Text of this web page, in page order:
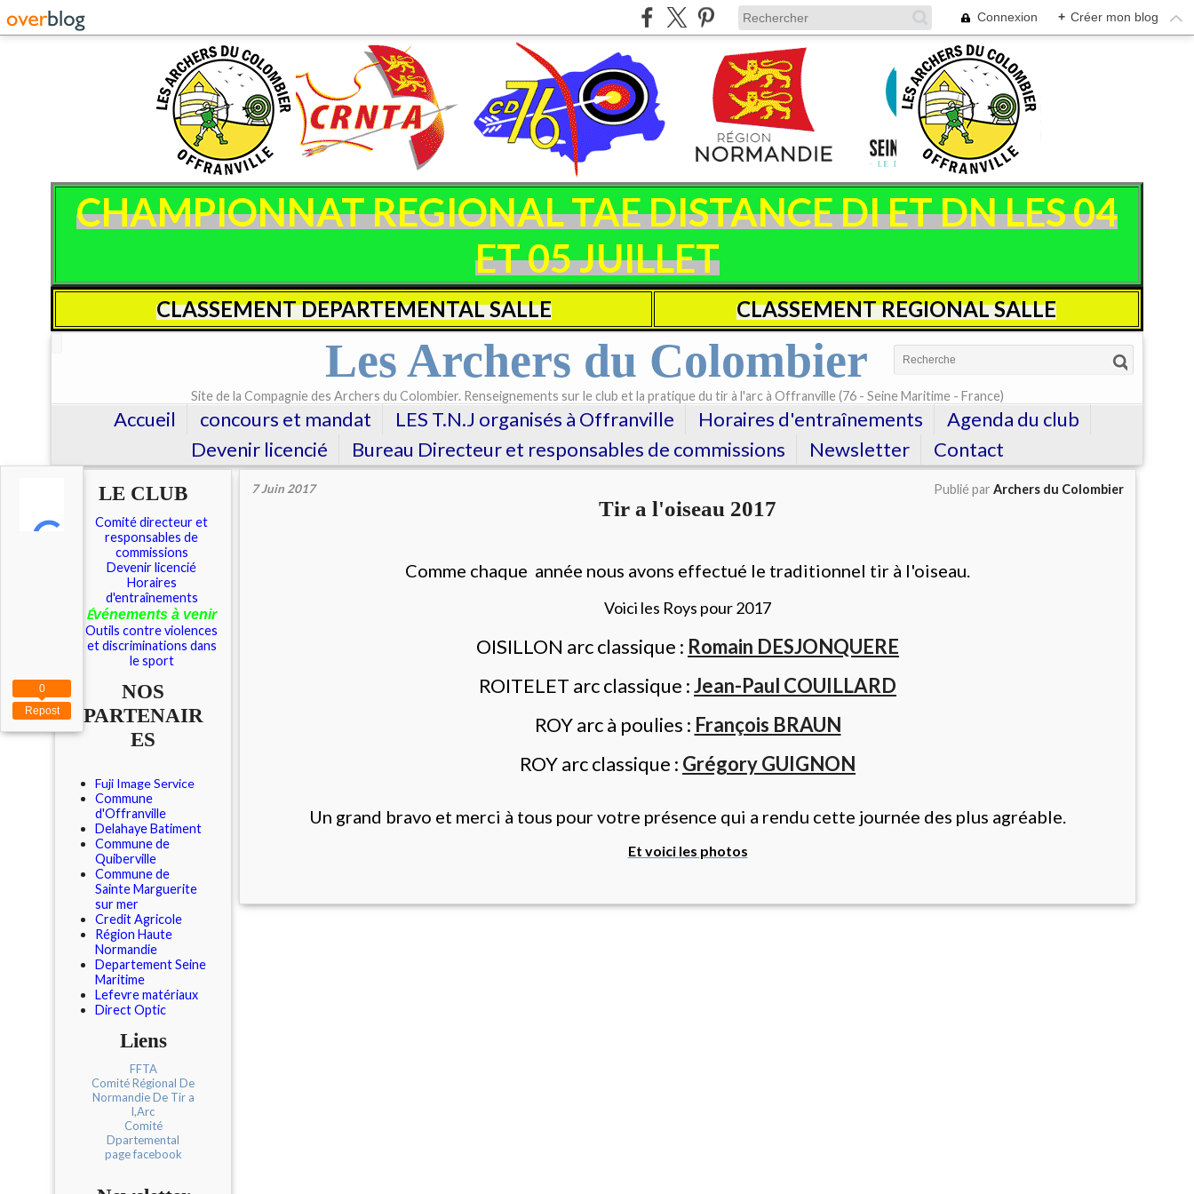
CHAMPIONNAT REGIONAL TAE DISTANCE DI ET DN LES 04
ET 05 JUILLET
CLASSEMENT DEPARTEMENTAL SALLE CLASSEMENT REGIONAL SALLE
Connexion + Créer mon blog
Les Archers du Colombier
Site de la Compagnie des Archers du Colombier. Renseignements sur le club et la pratique du tir à l'arc à Offranville (76 - Seine Maritime - France)
Accueil concours et mandat LES T.N.J organisés à Offranville Horaires d'entraînements
Agenda du club
Devenir licencié
Bureau Directeur et responsables de commissions Newsletter Contact
LE CLUB
Comité directeur et
responsables de
commissions
Devenir licencié
Horaires
d'entraînements
Événements à venir
Outils contre violences
et discriminations dans
le sport
NOS
PARTENAIR
ES
Fuji Image Service
Commune
d'Offranville
Delahaye Batiment
Commune de
Quiberville
Commune de
Sainte Marguerite
sur mer
Credit Agricole
Région Haute
Normandie
Departement Seine
Maritime
Lefevre matériaux
Direct Optic
Liens
FFTA
Comité Régional De
Normandie De Tir a
l,Arc
Comité
Dpartemental
page facebook
7 Juin 2017 Publié par Archers du Colombier
Tir a l'oiseau 2017
Comme chaque année nous avons effectué le traditionnel tir à l'oiseau.
Voici les Roys pour 2017
OISILLON arc classique : Romain DESJONQUERE
ROITELET arc classique :Jean-Paul COUILLARD
ROYarc à poulies : François BRAUN
ROYarc classique : Grégory GUIGNON
Un grand bravo et merci à tous pour votre présence qui a rendu cette journée des plus agréable.
Et voici les photos
Repost
0